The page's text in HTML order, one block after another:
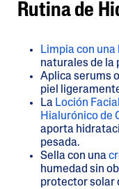
Rutina de
Limpia con una
naturales de la
Aplica serums
piel
La Loción
Hialurónico de
aporta
pesada.
Sella con una
humedad sin
protector solar